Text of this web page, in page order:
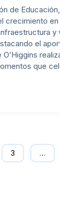
de
crecimiento en
y
el
que
3 …